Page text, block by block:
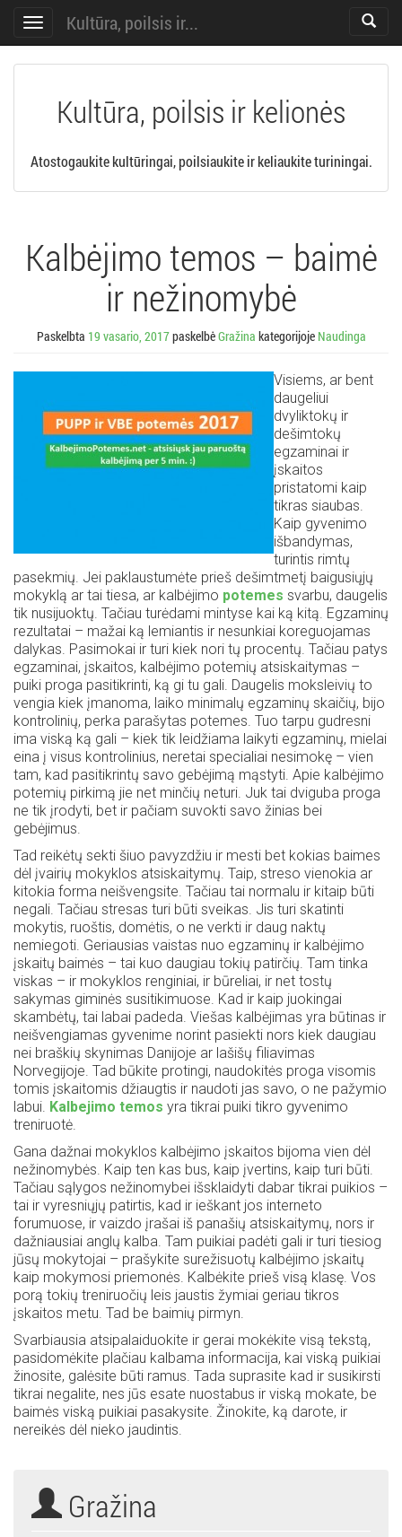
Toggle
navigation
Toggle
Kultūra, poilsis ir...
Kultūra, poilsis ir kelionės
Atostogaukite kultūringai, poilsiaukite ir keliaukite turiningai.
Kalbėjimo temos – baimė
ir nežinomybė
Paskelbta 19 vasario, 2017paskelbėGražina kategorijoje Naudinga
Visiems, ar bent
daugeliui
dvyliktokų ir
dešimtokų
egzaminai ir
įskaitos
pristatomi kaip
tikras siaubas.
Kaip gyvenimo
išbandymas,
turintis rimtų
pasekmių. Jei paklaustumėte prieš dešimtmetį baigusiųjų
mokyklą ar tai tiesa, ar kalbėjimo potemes svarbu, daugelis
tik nusijuoktų. Tačiau turėdami mintyse kai ką kitą. Egzaminų
rezultatai – mažai ką lemiantis ir nesunkiai koreguojamas
dalykas. Pasimokai ir turi kiek nori tų procentų. Tačiau patys
egzaminai, įskaitos, kalbėjimo potemių atsiskaitymas –
puiki proga pasitikrinti, ką gi tu gali. Daugelis moksleivių to
vengia kiek įmanoma, laiko minimalų egzaminų skaičių, bijo
kontrolinių, perka parašytas potemes. Tuo tarpu gudresni
ima viską ką gali – kiek tik leidžiama laikyti egzaminų, mielai
eina į visus kontrolinius, neretai specialiai nesimokę – vien
tam, kad pasitikrintų savo gebėjimą mąstyti. Apie kalbėjimo
potemių pirkimą jie net minčių neturi. Juk tai dviguba proga
ne tik įrodyti, bet ir pačiam suvokti savo žinias bei
gebėjimus.
Tad reikėtų sekti šiuo pavyzdžiu ir mesti bet kokias baimes
dėl įvairių mokyklos atsiskaitymų. Taip, streso vienokia ar
kitokia forma neišvengsite. Tačiau tai normalu ir kitaip būti
negali. Tačiau stresas turi būti sveikas. Jis turi skatinti
mokytis, ruoštis, domėtis, o ne verkti ir daug naktų
nemiegoti. Geriausias vaistas nuo egzaminų ir kalbėjimo
įskaitų baimės – tai kuo daugiau tokių patirčių. Tam tinka
viskas – ir mokyklos renginiai, ir būreliai, ir net tostų
sakymas giminės susitikimuose. Kad ir kaip juokingai
skambėtų, tai labai padeda. Viešas kalbėjimas yra būtinas ir
neišvengiamas gyvenime norint pasiekti nors kiek daugiau
nei braškių skynimas Danijoje ar lašišų filiavimas
Norvegijoje. Tad būkite protingi, naudokitės proga visomis
tomis įskaitomis džiaugtis ir naudoti jas savo, o ne pažymio
labui. Kalbejimo temos yra tikrai puiki tikro gyvenimo
treniruotė.
Gana dažnai mokyklos kalbėjimo įskaitos bijoma vien dėl
nežinomybės. Kaip ten kas bus, kaip įvertins, kaip turi būti.
Tačiau sąlygos nežinomybei išsklaidyti dabar tikrai puikios –
tai ir vyresniųjų patirtis, kad ir ieškant jos interneto
forumuose, ir vaizdo įrašai iš panašių atsiskaitymų, nors ir
dažniausiai anglų kalba. Tam puikiai padėti gali ir turi tiesiog
jūsų mokytojai – prašykite surežisuotų kalbėjimo įskaitų
kaip mokymosi priemonės. Kalbėkite prieš visą klasę. Vos
porą tokių treniruočių leis jaustis žymiai geriau tikros
įskaitos metu. Tad be baimių pirmyn.
Svarbiausia atsipalaiduokite ir gerai mokėkite visą tekstą,
pasidomėkite plačiau kalbama informacija, kai viską puikiai
žinosite, galėsite būti ramus. Tada suprasite kad ir susikirsti
tikrai negalite, nes jūs esate nuostabus ir viską mokate, be
baimės viską puikiai pasakysite. Žinokite, ką darote, ir
nereikės dėl nieko jaudintis.
Gražina